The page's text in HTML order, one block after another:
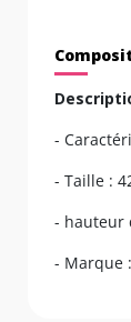
-
- Taille :
- hauteur
- Marque